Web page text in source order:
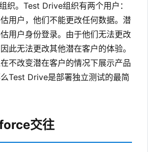
织。Test Drive组织有两个用户：
用户，他们不能更改任何数据。潜
用户身份登录。由于他们无法更改
此无法更改其他潜在客户的体验。
不改变潜在客户的情况下展示产品
Test Drive是部署独立测试的最简
交往